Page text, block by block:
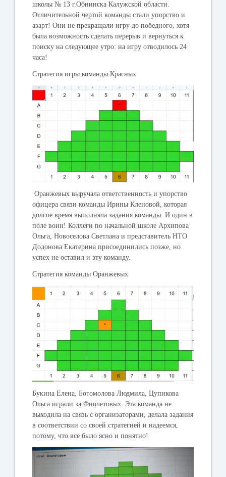
школы № 13 г.Обнинска Калужской области.
Отличительной чертой команды стали упорство и
азарт! Они не прекращали игру до победного, хотя
была возможность сделать перерыв и вернуться к
поиску на следующее утро: на игру отводилось 24
часа!
Стратегия игры команды Красных
Оранжевых выручала ответственность и упорство
офицера связи команды Ирины Кленовой, которая
долгое время выполняла задания команды. И один в
поле воин! Коллеги по начальной школе Архипова
Ольга, Новоселова Светлана и представитель НТО
Додонова Екатерина присоединились позже, но
успех не оставил и эту команду.
Стратегия команды Оранжевых
Букина Елена, Богомолова Людмила, Цупикова
Ольга играли заФиолетовых . Эта команда не
выходила на связь с организаторами, делала задания
в соответствии со своей стратегией и надеемся,
потому, что все было ясно и понятно!